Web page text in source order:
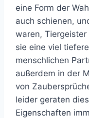
eine Form der
auch schienen,
waren,
sie eine viel
menschlichen
außerdem in der
von
leider geraten
Eigenschaften